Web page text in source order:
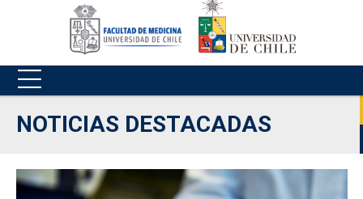
NOTICIAS DESTACADAS